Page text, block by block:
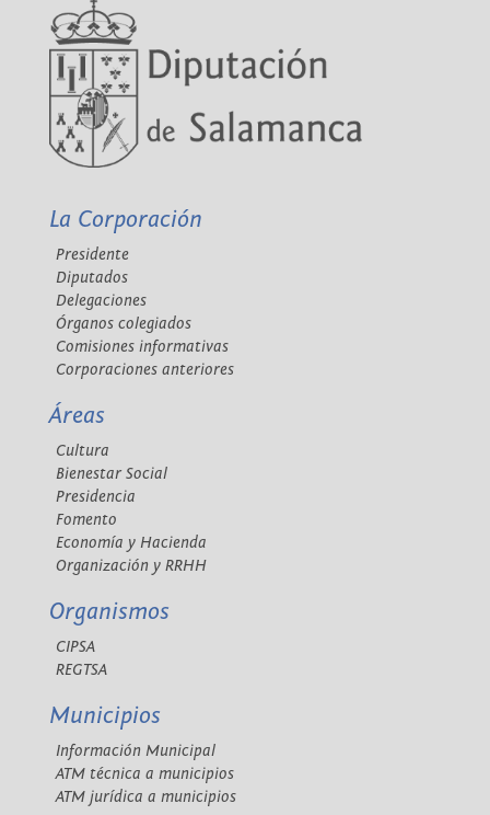
La Corporación
Presidente
Diputados
Delegaciones
Órganos colegiados
Comisiones informativas
Corporaciones anteriores
Áreas
Cultura
Bienestar Social
Presidencia
Fomento
Economía y Hacienda
Organización y RRHH
Organismos
CIPSA
REGTSA
Municipios
Información Municipal
ATM técnica a municipios
ATM jurídica a municipios